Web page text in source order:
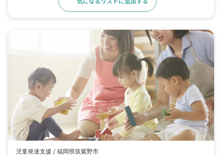
児童発達支援 /福岡県筑紫野市